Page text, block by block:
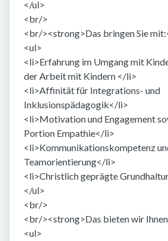
</ul>
<br/>
<br/><strong>Das bringen Sie
<ul>
<li>Erfahrung im Umgang mit
der Arbeit mit Kindern </li>
<li>Affinität für Integrations- und
Inklusionspädagogik</li>
<li>Motivation und Engagement
Portion Empathie</li>
<li>Kommunikationskompetenz
Teamorientierung</li>
<li>Christlich geprägte
</ul>
<br/>
<br/><strong>Das bieten wir
<ul>